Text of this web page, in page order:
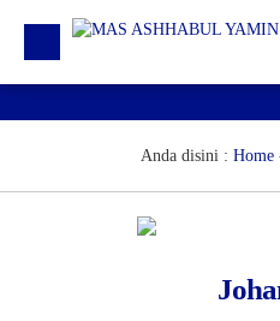
Siswa | Alumni
Anda disini : Home